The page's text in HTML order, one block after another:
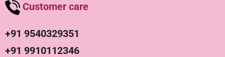
Customer care
+91 9540329351
+91 9910112346